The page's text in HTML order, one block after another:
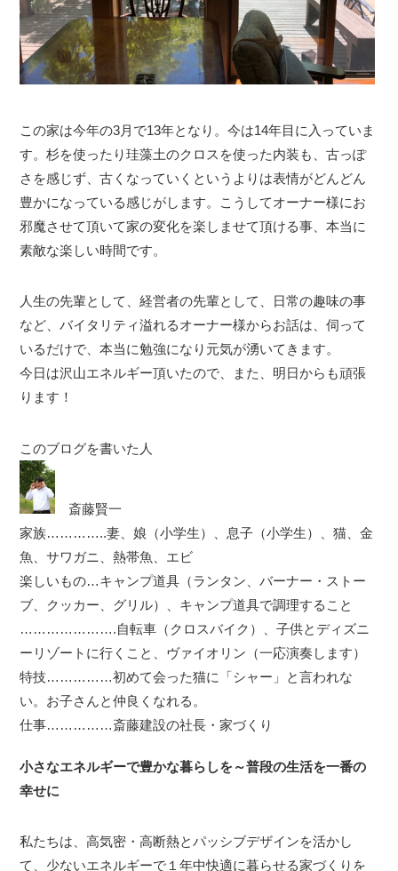
この家は今年の3月で13年となり。今は14年目に入っていま
す。杉を使ったり珪藻土のクロスを使った内装も、古っぽ
さを感じず、古くなっていくというよりは表情がどんどん
豊かになっている感じがします。こうしてオーナー様にお
邪魔させて頂いて家の変化を楽しませて頂ける事、本当に
素敵な楽しい時間です。
人生の先輩として、経営者の先輩として、日常の趣味の事
など、バイタリティ溢れるオーナー様からお話は、伺って
いるだけで、本当に勉強になり元気が湧いてきます。
今日は沢山エネルギー頂いたので、また、明日からも頑張
ります！
このブログを書いた人
斎藤賢一
家族…………..妻、娘（小学生）、息子（小学生）、猫、金
魚、サワガニ、熱帯魚、エビ
楽しいもの…キャンプ道具（ランタン、バーナー・ストー
ブ、クッカー、グリル）、キャンプ道具で調理すること
………………….自転車（クロスバイク）、子供とディズニ
ーリゾートに行くこと、ヴァイオリン（一応演奏します）
特技……………初めて会った猫に「シャー」と言われな
い。お子さんと仲良くなれる。
仕事……………斎藤建設の社長・家づくり
小さなエネルギーで豊かな暮らしを～普段の生活を一番の
幸せに
私たちは、高気密・高断熱とパッシブデザインを活かし
て、少ないエネルギーで１年中快適に暮らせる家づくりを